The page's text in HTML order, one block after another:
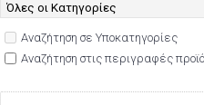
Αναζήτηση σε Υποκατηγορίες
Αναζήτηση στις περιγραφές